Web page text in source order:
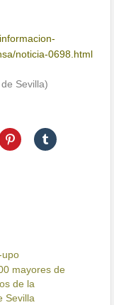
noticia-0698.html
Sevilla)
mayores de
de la
Sevilla